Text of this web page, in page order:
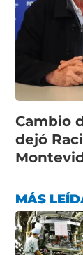
Cambio
dejó
MÁS